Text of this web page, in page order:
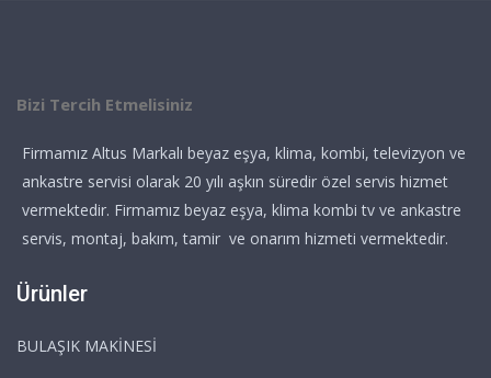
Bizi Tercih Etmelisiniz
Firmamız Altus Markalı beyaz eşya, klima, kombi, televizyon ve
ankastre servisi olarak 20 yılı aşkın süredir özel servis hizmet
vermektedir. Firmamız beyaz eşya, klima kombi tv ve ankastre
servis, montaj, bakım, tamir ve onarım hizmeti vermektedir.
Ürünler
BULAŞIK MAKİNESİ